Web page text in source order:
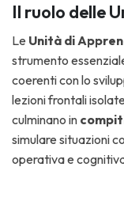
Il ruolo delle
Le Unità di
strumento
coerenti con lo
lezioni frontali
culminano in
simulare situazioni
operativa e